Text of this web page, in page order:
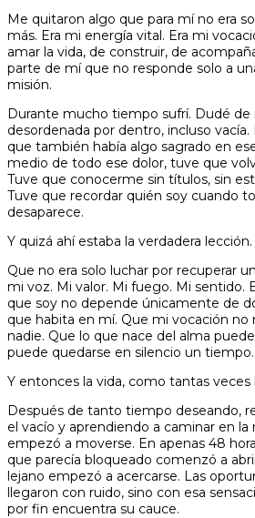
Me quitaron algo que para mí no era
más. Era mi energía vital. Era mi
amar la vida, de construir, de
parte de mí que no responde solo a
misión.
Durante mucho tiempo sufrí. Dudé de
desordenada por dentro, incluso
que también había algo sagrado en
medio de todo ese dolor, tuve que
Tuve que conocerme sin títulos, sin
Tuve que recordar quién soy cuando
desaparece.
Y quizá ahí estaba la verdadera lección.
Que no era solo luchar por recuperar
mi voz. Mi valor. Mi fuego. Mi sentido.
que soy no depende únicamente de
que habita en mí. Que mi vocación no
nadie. Que lo que nace del alma
puede quedarse en silencio un
Y entonces la vida, como tantas veces
Después de tanto tiempo deseando,
el vacío y aprendiendo a caminar en
empezó a moverse. En apenas 48
que parecía bloqueado comenzó a
lejano empezó a acercarse. Las
llegaron con ruido, sino con esa
por fin encuentra su cauce.